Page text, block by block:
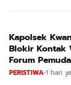
Kapolsek
Blokir Kontak
Forum
Dikonfirmasi
PERISTIWA•1 hari